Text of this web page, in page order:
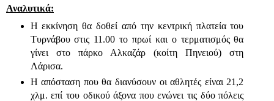
Αναλυτικά:
Η εκκίνηση θα δοθεί από την κεντρική πλατεία του
Τυρνάβου στις 11.00 το πρωί και ο τερματισμός θα
γίνει στο πάρκο Αλκαζάρ (κοίτη Πηνειού) στη
Λάρισα.
Η απόσταση που θα διανύσουν οι αθλητές είναι 21,2
χλμ. επί του οδικού άξονα που ενώνει τις δύο πόλεις